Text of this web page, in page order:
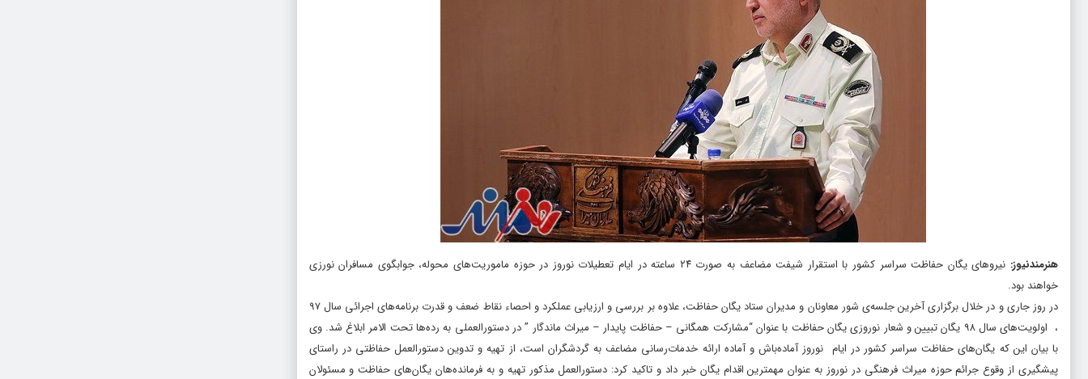
هنرمندنیوز:
نیروهای یگان حفاظت سراسر کشور با استقرار شیفت مضاعف به صورت ۲۴ ساعته در ایام تعطیلات نوروز در حوزه ماموریت‌های محوله، جوابگوی مسافران نورزی
خواهند بود.
در روز جاری و در خلال برگزاری آخرین جلسه‌ی شور معاونان و مدیران ستاد یگان حفاظت، علاوه بر بررسی و ارزیابی عملکرد و احصاء نقاط ضعف و قدرت برنامه‌های اجرائی سال ۹۷
، اولویت‌های سال ۹۸ یگان تبیین و شعار نوروزی یگان حفاظت با عنوان “مشارکت همگانی – حفاظت پایدار – میراث ماندگار ” در دستورالعملی به رده‌ها تحت الامر ابلاغ شد. وی
با بیان این که یگان‌های حفاظت سراسر کشور در ایام نوروز آماده‌باش و آماده ارائه خدمات‌رسانی مضاعف به گردشگران است، از تهیه و تدوین دستورالعمل حفاظتی در راستای
پیشگیری از وقوع جرائم حوزه میراث فرهنگی در نوروز به عنوان مهمترین اقدام یگان خبر داد و تاکید کرد: دستورالعمل مذکور تهیه و به فرمانده‌هان یگان‌های حفاظت و مسئولان